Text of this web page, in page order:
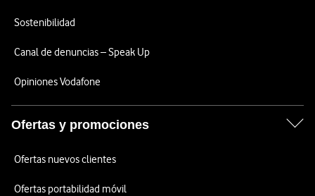
Sostenibilidad
Canal de denuncias – Speak Up
Opiniones Vodafone
Ofertas y promociones
Ofertas nuevos clientes
Ofertas portabilidad móvil